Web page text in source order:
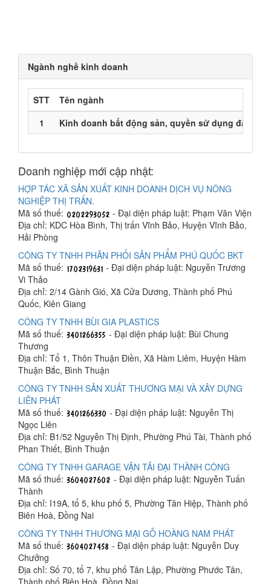
Ngành nghề kinh doanh
STT
Tên ngành
1
Kinh doanh bất động sản, quyền sử dụng đất
Doanh nghiệp mới cập nhật:
HỢP TÁC XÃ SẢN XUẤT KINH DOANH DỊCH VỤ NÔNG
NGHIỆP THỊ TRẤN.
Mã số thuế:
- Đại diện pháp luật: Phạm Văn Viện
Địa chỉ: KDC Hòa Bình, Thị trấn Vĩnh Bảo, Huyện Vĩnh Bảo,
Hải Phòng
CÔNG TY TNHH PHÂN PHỐI SẢN PHẨM PHÚ QUỐC BKT
Mã số thuế:
- Đại diện pháp luật: Nguyễn Trương
Vi Thảo
Địa chỉ: 2/14 Gành Gió, Xã Cửa Dương, Thành phố Phú
Quốc, Kiên Giang
CÔNG TY TNHH BÙI GIA PLASTICS
Mã số thuế:
- Đại diện pháp luật: Bùi Chung
Thương
Địa chỉ: Tổ 1, Thôn Thuận Điền, Xã Hàm Liêm, Huyện Hàm
Thuận Bắc, Bình Thuận
CÔNG TY TNHH SẢN XUẤT THƯƠNG MẠI VÀ XÂY DỰNG
LIÊN PHÁT
Mã số thuế:
- Đại diện pháp luật: Nguyễn Thị
Ngọc Liên
Địa chỉ: B1/52 Nguyễn Thị Định, Phường Phú Tài, Thành phố
Phan Thiết, Bình Thuận
CÔNG TY TNHH GARAGE VẬN TẢI ĐẠI THÀNH CÔNG
Mã số thuế:
- Đại diện pháp luật: Nguyễn Tuấn
Thành
Địa chỉ: I19A, tổ 5, khu phố 5, Phường Tân Hiệp, Thành phố
Biên Hoà, Đồng Nai
CÔNG TY TNHH THƯƠNG MẠI GỖ HOÀNG NAM PHÁT
Mã số thuế:
- Đại diện pháp luật: Nguyễn Duy
Chưởng
Địa chỉ: Số 70, tổ 7, khu phố Tân Lập, Phường Phước Tân,
Thành phố Biên Hoà, Đồng Nai